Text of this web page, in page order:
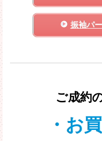
振袖パ
ご成約
・お